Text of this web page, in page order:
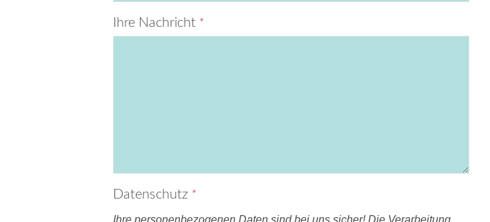
Ihre Nach­richt *
Da­ten­schutz *
Ihre per­so­nen­be­zo­ge­nen Da­ten sind bei uns si­cher! Die Ver­ar­bei­tung